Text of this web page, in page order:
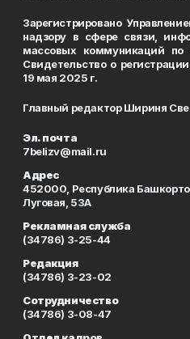
Зарегистрировано
надзору в сфере связи,
массовых коммуникаций по
Свидетельство о
19 мая 2025 г.
Главный редактор Шириня
Эл. почта
7belizv@mail.ru
Адрес
452000, Республика
Луговая, 53А
Рекламная служба
(34786) 3-25-44
Редакция
(34786) 3-23-02
Сотрудничество
(34786) 3-08-47